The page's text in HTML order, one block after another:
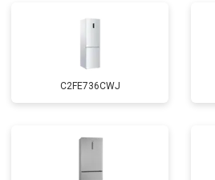
C2FE736CWJ